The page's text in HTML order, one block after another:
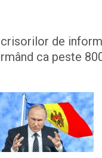
de
ca peste